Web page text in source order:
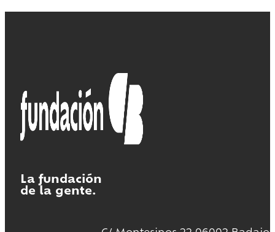
La fundación
de la gente.